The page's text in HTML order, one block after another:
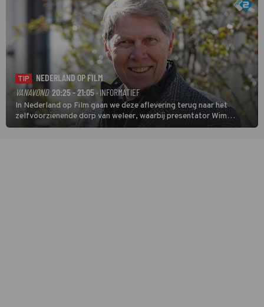
TIP
NEDERLAND OP FILM
VANAVOND 20:25 - 21:05· INFORMATIEF
In Nederland op Film gaan we deze aflevering terug naar het
zelfvoorzienende dorp van weleer, waarbij presentator Wim
Daniëls de kijkers meeneemt op reis door de tijd aan de hand van